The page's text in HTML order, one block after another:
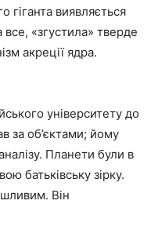
гіганта виявляється
«згустила» тверде
акреції ядра.
університету до
за об’єктами; йому
Планети були в
батьківську зірку.
Він